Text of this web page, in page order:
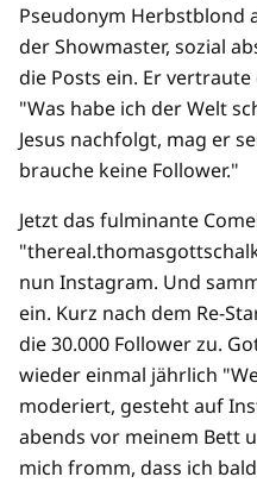
Pseudonym Herbstblond
der Showmaster, sozial
die Posts ein. Er
"Was habe ich der Welt
Jesus nachfolgt, mag er
brauche keine Follower."
Jetzt das fulminante
nun Instagram. Und
ein. Kurz nach dem Re-
die 30.000 Follower zu.
wieder einmal jährlich
moderiert, gesteht auf
abends vor meinem Bett
mich fromm, dass ich